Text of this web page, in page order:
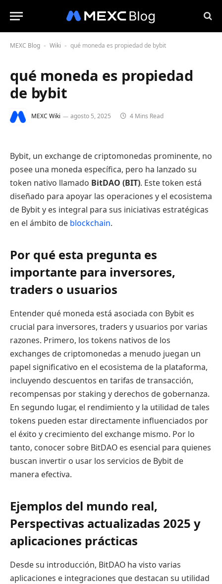
MEXC Blog - Wiki - qué moneda es propiedad de bybit
qué moneda es propiedad
de bybit
MEXC Wiki agosto 5, 2025 4 Mins Read
Bybit, un exchange de criptomonedas prominente, no
posee una moneda específica, pero ha lanzado su
token nativo llamado BitDAO (BIT). Este token está
diseñado para apoyar las operaciones y el ecosistema
de Bybit y es integral para sus iniciativas estratégicas
en el ámbito de blockchain.
Por qué esta pregunta es
importante para inversores,
traders o usuarios
Entender qué moneda está asociada con Bybit es
crucial para inversores, traders y usuarios por varias
razones. Primero, los tokens nativos de los
exchanges de criptomonedas a menudo juegan un
papel significativo en el ecosistema de la plataforma,
incluyendo descuentos en tarifas de transacción,
recompensas por staking y derechos de gobernanza.
En segundo lugar, el rendimiento y la utilidad de tales
tokens pueden estar directamente influenciados por
el éxito y crecimiento del exchange mismo. Por lo
tanto, conocer sobre BitDAO es esencial para quienes
buscan invertir o usar los servicios de Bybit de
manera efectiva.
Ejemplos del mundo real,
Perspectivas actualizadas 2025 y
aplicaciones prácticas
Desde su introducción, BitDAO ha visto varias
aplicaciones e integraciones que destacan su utilidad